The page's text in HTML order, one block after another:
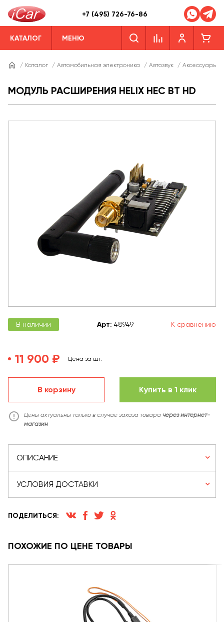
+7 (495) 726-76-86
КАТАЛОГ МЕНЮ
/ Каталог / Автомобильная электроника / Автозвук / Аксессуары
МОДУЛЬ РАСШИРЕНИЯ HELIX HEC BT HD
В наличии Арт: 48949 К сравнению
11 900 ₽ Цена за шт.
В корзину Купить в 1 клик
Цены актуальны только в случае заказа товара через интернет-
магазин
ОПИСАНИЕ
УСЛОВИЯ ДОСТАВКИ
ПОДЕЛИТЬСЯ:
ПОХОЖИЕ ПО ЦЕНЕ ТОВАРЫ